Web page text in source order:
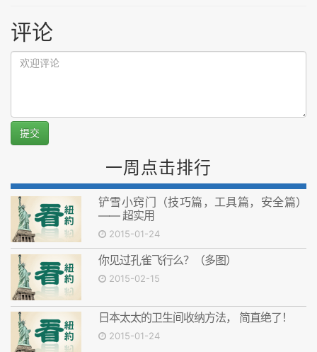
评论
提交
一周点击排行
铲雪小窍门（技巧篇，工具篇，安全篇）
—— 超实用
2015-01-24
你见过孔雀飞行么？（多图）
2015-02-15
日本太太的卫生间收纳方法， 简直绝了！
2015-01-24